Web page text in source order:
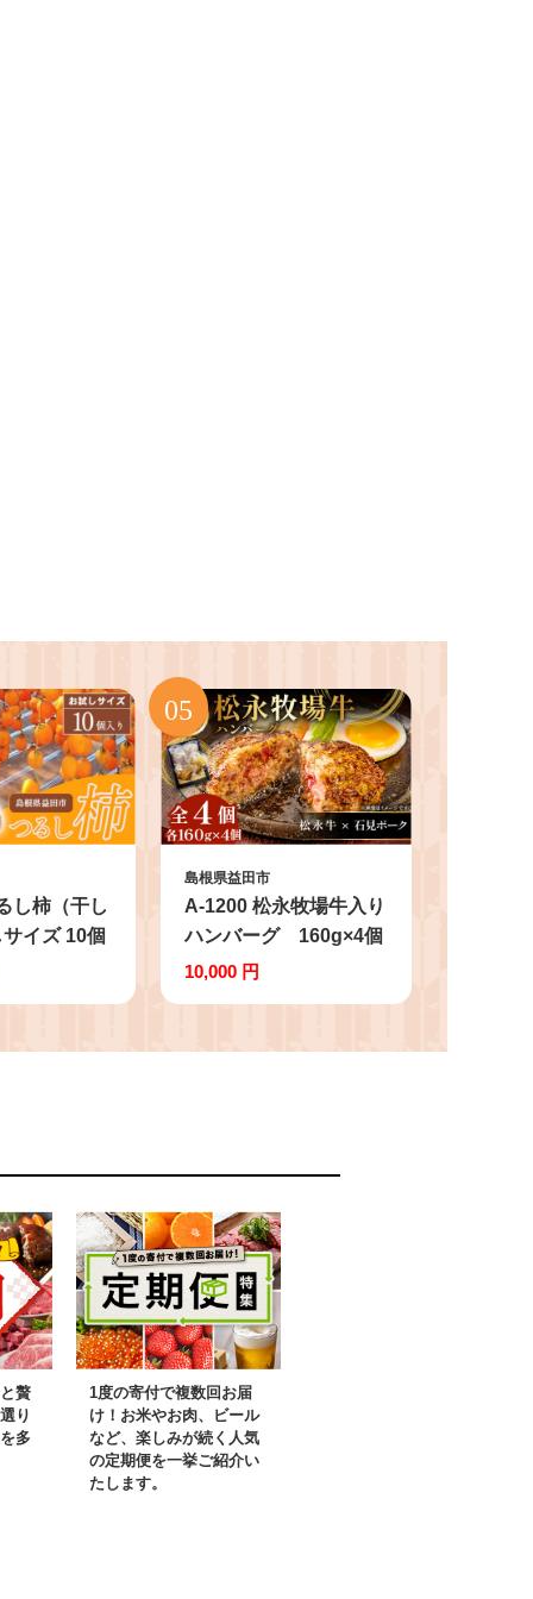
し柿（干し
イズ 10個
島根県益田市
A-1200 松永牧場牛入り
ハンバーグ 160g×4個
10,000 円
贅
り
多
1度の寄付で複数回お届
け！お米やお肉、ビール
など、楽しみが続く人気
の定期便を一挙ご紹介い
たします。